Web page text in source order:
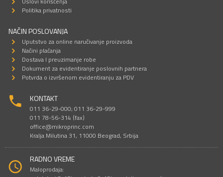
Politika privatnosti
NAČIN POSLOVANJA
Uputstvo za online naručivanje proizvoda
Načini plaćanja
Dostava I preuzimanje robe
Dokument za evidentiranje poslovnih partnera
Potvrda o izvršenom evidentiranju za PDV
KONTAKT
011 36-29-000; 011 36-29-999
011 78-56-314 (fax)
office@mikroprinc.com
Kralja Milutina 31, 11000 Beograd, Srbija
RADNO VREME
Maloprodaja: